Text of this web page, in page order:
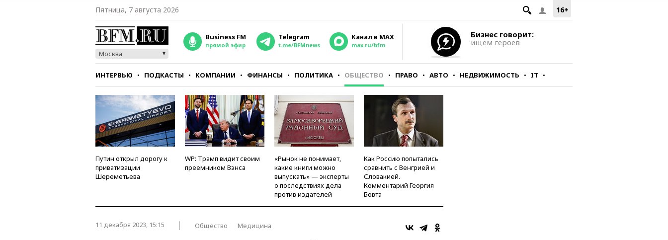
16+
Пятница, 7 августа 2026
Москва
Business FM
прямой эфир
Telegram
t.me/BFMnews
Канал в MAX
max.ru/bfm
Бизнес говорит:
ищем героев
ИНТЕРВЬЮ ПОДКАСТЫ КОМПАНИИ ФИНАНСЫ ПОЛИТИКА ОБЩЕСТВО ПРАВО АВТО НЕДВИЖИМОСТЬ IT
СТИЛЬ ТЕСТЫ
Путин открыл дорогу к
приватизации
Шереметьева
WP: Трамп видит своим
преемником Вэнса
«Рынок не понимает,
какие книги можно
выпускать» — эксперты
о последствиях дела
против издателей
Как Россию попытались
сравнить с Венгрией и
Словакией.
Комментарий Георгия
Бовта
11 декабря 2023, 15:15 Общество Медицина